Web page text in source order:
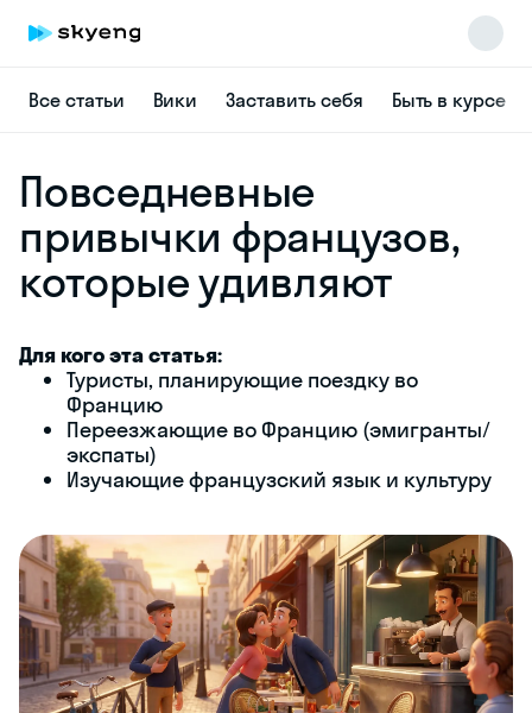
Все статьи Вики Заставить себя Быть в курсе
Повседневные
привычки французов,
которые удивляют
Для кого эта статья:
Туристы, планирующие поездку во
Францию
Переезжающие во Францию (эмигранты/
экспаты)
Изучающие французский язык и культуру
Skyeng Chat